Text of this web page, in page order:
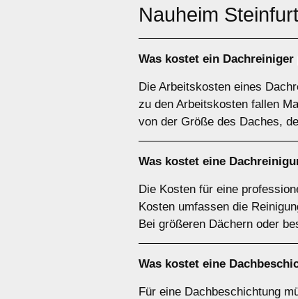
Nauheim
Was kostet ein
Die Arbeitskosten eines
zu den Arbeitskosten fallen
von der Größe des Daches,
Was kostet eine
Die Kosten für eine
Kosten umfassen die
Bei größeren Dächern oder
Was kostet eine
Für eine Dachbeschichtung